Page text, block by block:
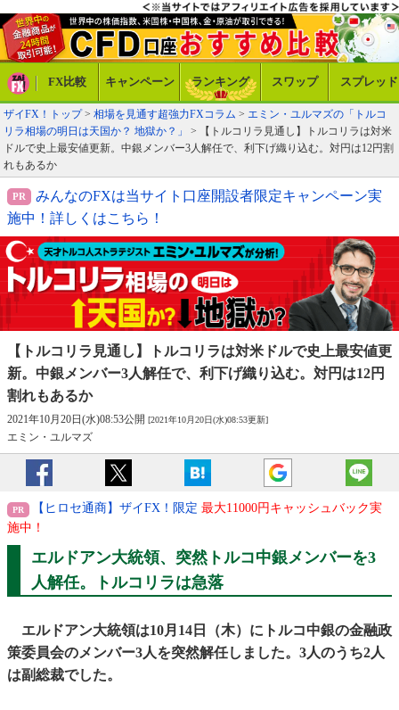
FX比較 キャンペーン ランキング スワップ スプレッド
ザイFX！トップ> 相場を見通す超強力FXコラム > エミン・ユルマズの「トルコ
リラ相場の明日は天国か？ 地獄か？」
> 【トルコリラ見通し】トルコリラは対米
ドルで史上最安値更新。中銀メンバー3人解任で、利下げ織り込む。対円は12円割
れもあるか
みんなのFXは当サイト口座開設者限定キャンペーン実
施中！詳しくはこちら！
【トルコリラ見通し】トルコリラは対米ドルで史上最安値更
新。中銀メンバー3人解任で、 利下げ織り込む。対円は12円
割れもあるか
2021年10月20日(水)08:53公開 [2021年10月20日(水)08:53更新]
エミン・ユルマズ
【ヒロセ通商】ザイFX！限定 最大11000円キャッシュバック実
施中！
エルドアン大統領、突然トルコ中銀メンバーを3
人解任。トルコリラは急落
エルドアン大統領は10月14日（木）にトルコ中銀の金融政
策委員会のメンバー3人を突然解任しました。3人のうち2人
は副総裁でした。